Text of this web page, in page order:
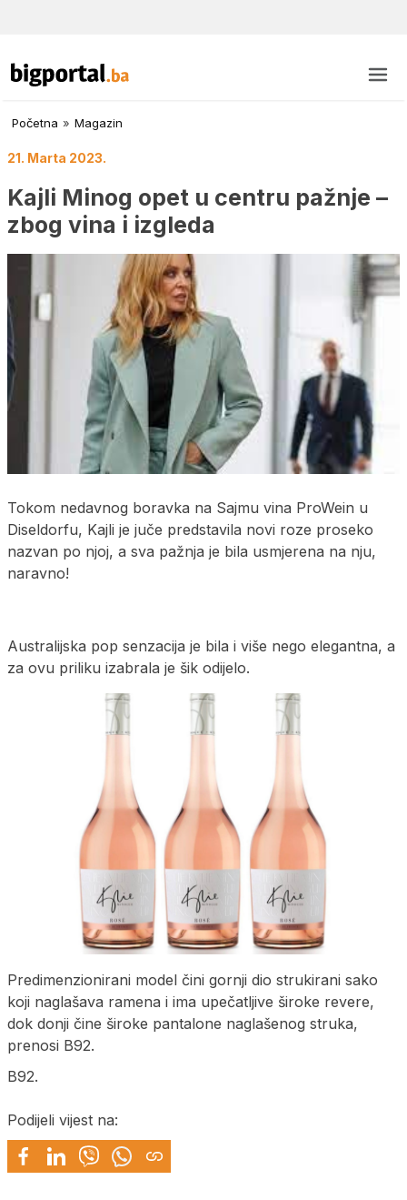
Početna » Magazin
21. Marta 2023.
Kajli Minog opet u centru pažnje –
zbog vina i izgleda
Tokom nedavnog boravka na Sajmu vina ProWein u
Diseldorfu, Kajli je juče predstavila novi roze proseko
nazvan po njoj, a sva pažnja je bila usmjerena na nju,
naravno!
Australijska pop senzacija je bila i više nego elegantna, a
za ovu priliku izabrala je šik odijelo.
Predimenzionirani model čini gornji dio strukirani sako
koji naglašava ramena i ima upečatljive široke revere,
dok donji čine široke pantalone naglašenog struka,
prenosi B92.
B92.
Podijeli vijest na: